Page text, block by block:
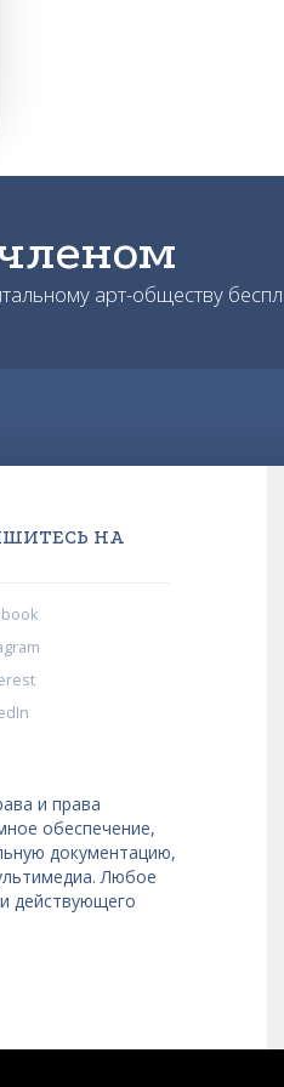
арт-обществу
НА
и права
обеспечение,
документацию,
Любое
действующего